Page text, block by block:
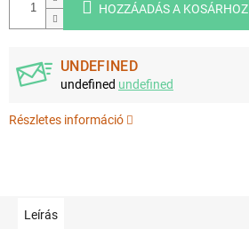
HOZZÁADÁS A KOSÁRHOZ
UNDEFINED
undefined undefined
Részletes információ
Leírás